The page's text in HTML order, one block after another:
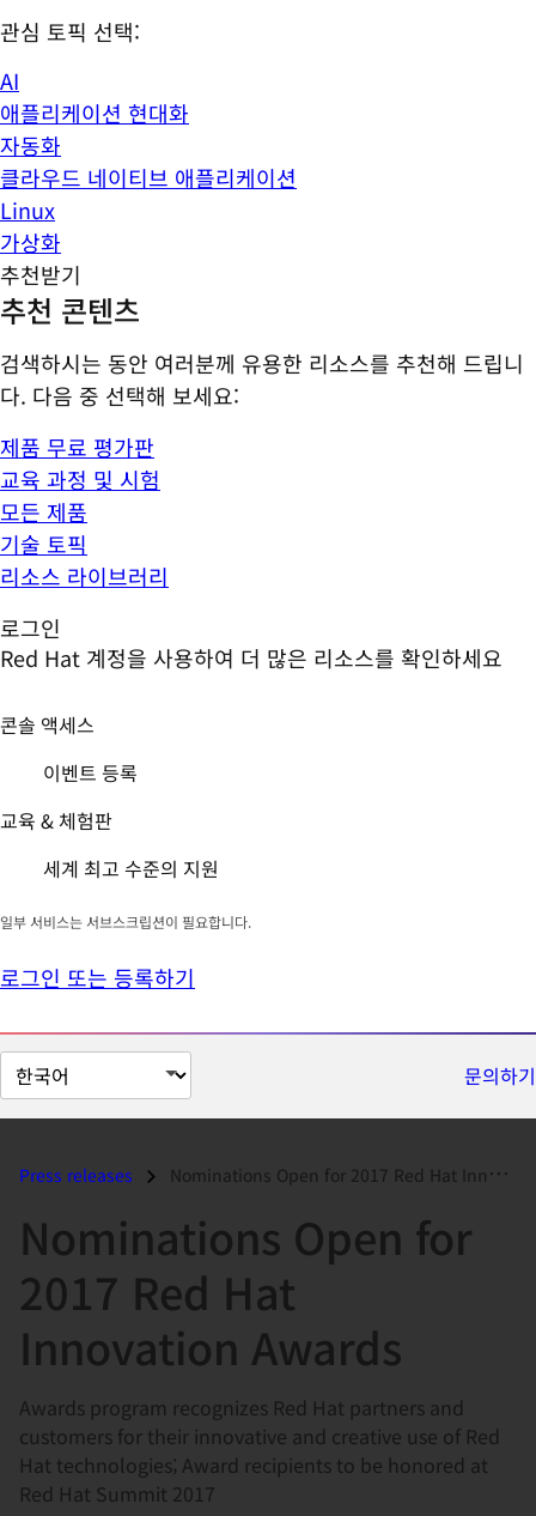
관심 토픽 선택:
AI
애플리케이션 현대화
자동화
클라우드 네이티브 애플리케이션
Linux
가상화
추천받기
추천 콘텐츠
검색하시는 동안 여러분께 유용한 리소스를 추천해 드립니
다. 다음 중 선택해 보세요:
제품 무료 평가판
교육 과정 및 시험
모든 제품
기술 토픽
리소스 라이브러리
로그인
Red Hat 계정을 사용하여 더 많은 리소스를 확인하세요
콘솔 액세스
이벤트 등록
교육 & 체험판
세계 최고 수준의 지원
일부 서비스는 서브스크립션이 필요합니다.
로그인 또는 등록하기
페
이
문의하기
Press releases Nominations Open for 2017 Red Hat Innovation Awards...
Nominations Open for
2017 Red Hat
Innovation Awards
Awards program recognizes Red Hat partners and
customers for their innovative and creative use of Red
Hat technologies; Award recipients to be honored at
Red Hat Summit 2017